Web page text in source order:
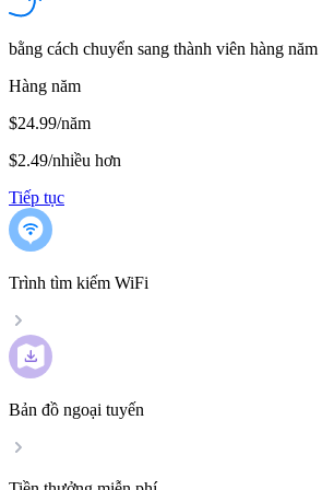
bằng cách chuyển sang thành viên hàng năm
Hàng năm
$24.99/năm
$2.49/nhiều hơn
Tiếp tục
Trình tìm kiếm WiFi
Bản đồ ngoại tuyến